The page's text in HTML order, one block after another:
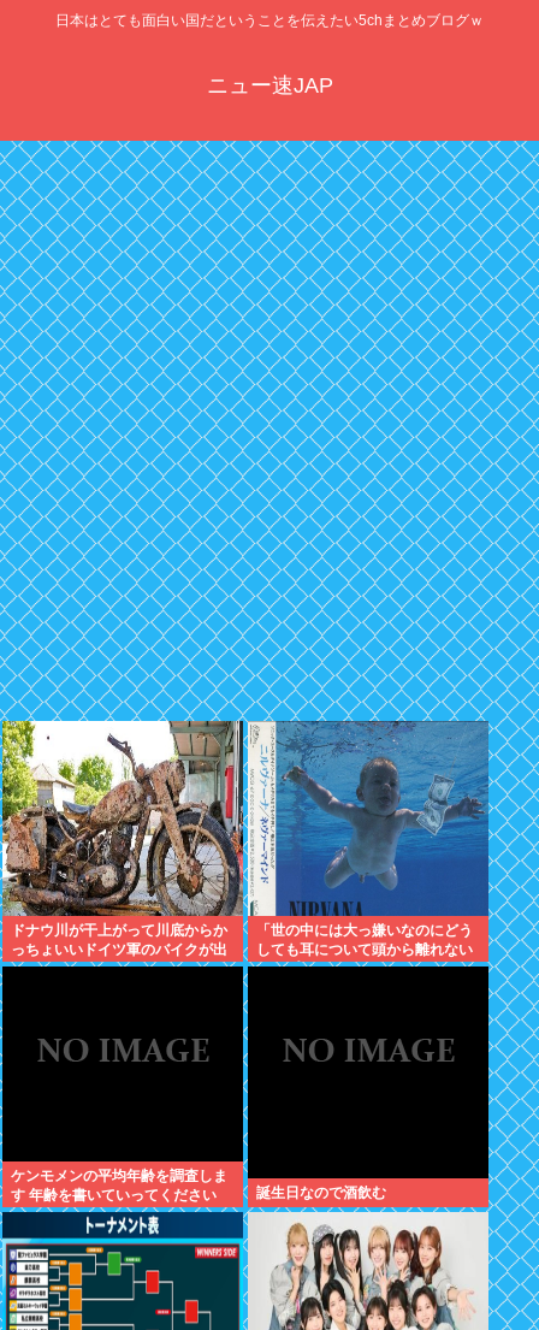
日本はとても面白い国だということを伝えたい5chまとめブログｗ
ニュー速JAP
ドナウ川が干上がって川底からか
っちょいいドイツ軍のバイクが出
現する
「世の中には大っ嫌いなのにどう
しても耳について頭から離れない
ポップ・ソングってヤツがある」
ケンモメンの平均年齢を調査しま
す 年齢を書いていってください
誕生日なので酒飲む